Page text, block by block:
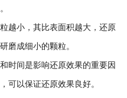
小，其比表面积越大，还原
磨成细小的颗粒。
间是影响还原效果的重要因
可以保证还原效果良好。